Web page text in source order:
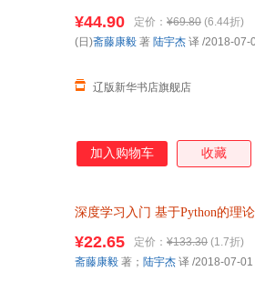
¥44.90 定价： ¥69.80 (6.44折)
辽版新华书店旗舰店
(日)斋藤康毅 著 陆宇杰 译 /2018-07-
加入购物车 收藏
深度学习入门 基于Python的理
换】
¥22.65 定价： ¥133.30 (1.7折)
斋藤康毅 著； 陆宇杰 译 /2018-07-01